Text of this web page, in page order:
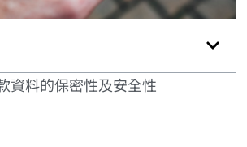
資料的保密性及安全性